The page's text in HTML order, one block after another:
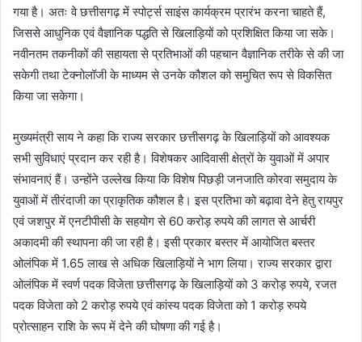
गया है। अतः वे छत्तीसगढ़ में स्पोर्ट्स साइंस कार्यक्रम प्रारंभ करना चाहते हैं,
जिससे आधुनिक एवं वैज्ञानिक पद्धति से खिलाड़ियों को प्रशिक्षित किया जा सके।
नवीनतम तकनीकों की सहायता से प्रतिभाओं की पहचान वैज्ञानिक तरीके से की जा
सकेगी तथा टेक्नोलॉजी के माध्यम से उनके कौशल को समुचित रूप से विकसित
किया जा सकेगा।
मुख्यमंत्री साय ने कहा कि राज्य सरकार छत्तीसगढ़ के खिलाड़ियों को आवश्यक
सभी सुविधाएं प्रदान कर रही है। विशेषकर आदिवासी क्षेत्रों के युवाओं में अपार
संभावनाएं हैं। उन्होंने उल्लेख किया कि विशेष पिछड़ी जनजाति कोरवा समुदाय के
युवाओं में तीरंदाजी का प्राकृतिक कौशल है। इस प्रतिभा को बढ़ावा देने हेतु रायपुर
एवं जशपुर में एनटीपीसी के सहयोग से 60 करोड़ रुपये की लागत से आर्चरी
अकादमी की स्थापना की जा रही है। इसी प्रकार बस्तर में आयोजित बस्तर
ओलंपिक में 1.65 लाख से अधिक खिलाड़ियों ने भाग लिया। राज्य सरकार द्वारा
ओलंपिक में स्वर्ण पदक विजेता छत्तीसगढ़ के खिलाड़ियों को 3 करोड़ रुपये, रजत
पदक विजेता को 2 करोड़ रुपये एवं कांस्य पदक विजेता को 1 करोड़ रुपये
प्रोत्साहन राशि के रूप में देने की घोषणा की गई है।